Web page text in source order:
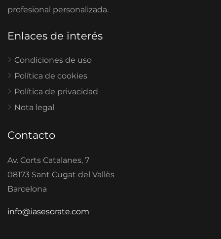
profesional personalizada.
Enlaces de interés
Condiciones de uso
Política de cookies
Política de privacidad
Nota legal
Contacto
Av. Corts Catalanes, 7
08173 Sant Cugat del Vallès
Barcelona
info@iasesorate.com